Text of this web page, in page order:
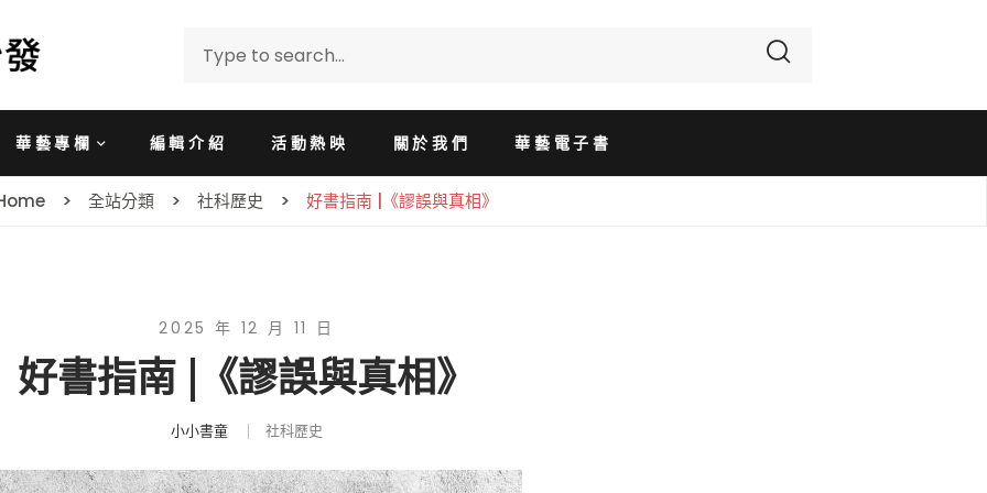
華藝專欄 編輯介紹 活動熱映 關於我們 華藝電子書
全站分類 社科歷史 好書指南 |《謬誤與真相》
2025 年 12 月 11 日
好書指南 |《謬誤與真相》
小小書童 社科歷史